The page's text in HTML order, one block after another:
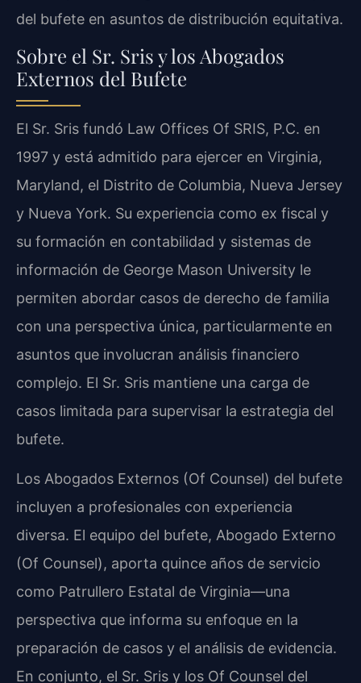
del bufete en asuntos de distribución equitativa.
Sobre el Sr. Sris y los Abogados
Externos del Bufete
El Sr. Sris fundó Law Offices Of SRIS, P.C. en
1997 y está admitido para ejercer en Virginia,
Maryland, el Distrito de Columbia, Nueva Jersey
y Nueva York. Su experiencia como ex fiscal y
su formación en contabilidad y sistemas de
información de George Mason University le
permiten abordar casos de derecho de familia
con una perspectiva única, particularmente en
asuntos que involucran análisis financiero
complejo. El Sr. Sris mantiene una carga de
casos limitada para supervisar la estrategia del
bufete.
Los Abogados Externos (Of Counsel) del bufete
incluyen a profesionales con experiencia
diversa. El equipo del bufete, Abogado Externo
(Of Counsel), aporta quince años de servicio
como Patrullero Estatal de Virginia—una
perspectiva que informa su enfoque en la
preparación de casos y el análisis de evidencia.
En conjunto, el Sr. Sris y los Of Counsel del